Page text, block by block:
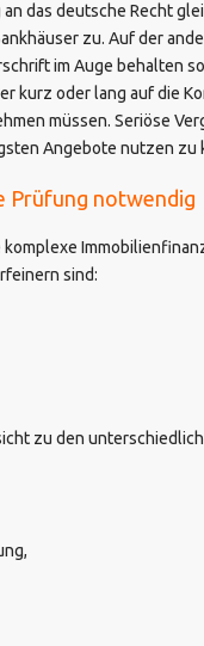
das deutsche Recht
zu. Auf der
im Auge behalten
kurz oder lang auf die
müssen. Seriöse
Angebote nutzen zu
Prüfung notwendig
sind:
zu den